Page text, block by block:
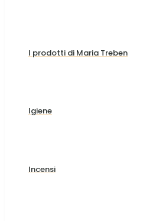
I prodotti di Maria Treben
Igiene
Incensi